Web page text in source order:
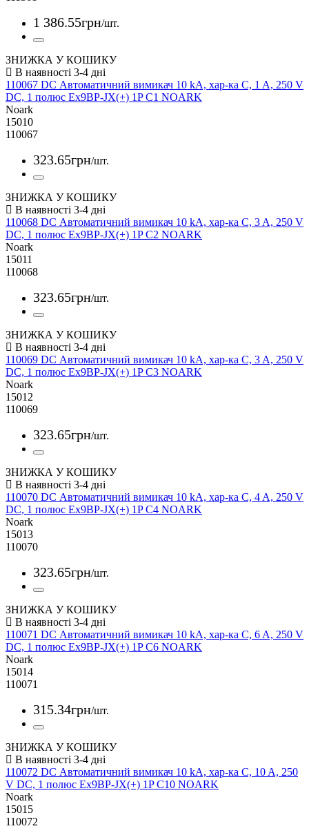
1 386.55грн/шт.
ЗНИЖКА У КОШИКУ
110067 DC Автоматичний вимикач 10 kA, хар-ка C, 1 A, 250 V
DC, 1 полюс Ex9BP-JX(+) 1P C1 NOARK
Noark
15010
110067
323.65грн/шт.
ЗНИЖКА У КОШИКУ
110068 DC Автоматичний вимикач 10 kA, хар-ка C, 3 A, 250 V
DC, 1 полюс Ex9BP-JX(+) 1P C2 NOARK
Noark
15011
110068
323.65грн/шт.
ЗНИЖКА У КОШИКУ
110069 DC Автоматичний вимикач 10 kA, хар-ка C, 3 A, 250 V
DC, 1 полюс Ex9BP-JX(+) 1P C3 NOARK
Noark
15012
110069
323.65грн/шт.
ЗНИЖКА У КОШИКУ
110070 DC Автоматичний вимикач 10 kA, хар-ка C, 4 A, 250 V
DC, 1 полюс Ex9BP-JX(+) 1P C4 NOARK
Noark
15013
110070
323.65грн/шт.
ЗНИЖКА У КОШИКУ
110071 DC Автоматичний вимикач 10 kA, хар-ка C, 6 A, 250 V
DC, 1 полюс Ex9BP-JX(+) 1P C6 NOARK
Noark
15014
110071
315.34грн/шт.
ЗНИЖКА У КОШИКУ
110072 DC Автоматичний вимикач 10 kA, хар-ка C, 10 A, 250
V DC, 1 полюс Ex9BP-JX(+) 1P C10 NOARK
Noark
15015
110072